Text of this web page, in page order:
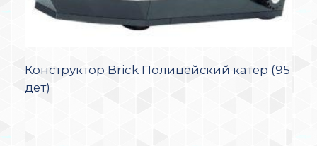
Конструктор Brick Полицейский катер (95
дет)